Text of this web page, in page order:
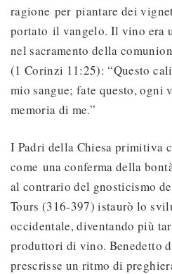
ragione per piantare dei
portato il vangelo. Il vino era
nel sacramento della
(1 Corinzi 11:25): “Questo
mio sangue; fate questo, ogni
memoria di me.”
I Padri della Chiesa primitiva
come una conferma della
al contrario del gnosticismo
Tours (316-397) istaurò lo
occidentale, diventando più
produttori di vino. Benedetto
prescrisse un ritmo di